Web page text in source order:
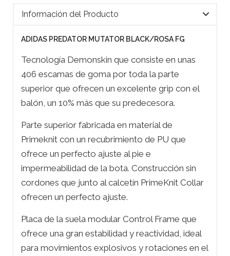
Información del Producto
ADIDAS PREDATOR MUTATOR BLACK/ROSA FG
Tecnología Demonskin que consiste en unas
406 escamas de goma por toda la parte
superior que ofrecen un excelente grip con el
balón, un 10% más que su predecesora.
Parte superior fabricada en material de
Primeknit con un recubrimiento de PU que
ofrece un perfecto ajuste al pie e
impermeabilidad de la bota. Construcción sin
cordones que junto al calcetín PrimeKnit Collar
ofrecen un perfecto ajuste.
Placa de la suela modular Control Frame que
ofrece una gran estabilidad y reactividad, ideal
para movimientos explosivos y rotaciones en el